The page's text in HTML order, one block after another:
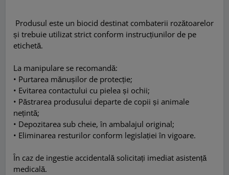
Produsul este un biocid destinat combaterii rozătoarelor
și trebuie utilizat strict conform instrucțiunilor de pe
etichetă.
La manipulare se recomandă:
• Purtarea mănușilor de protecție;
• Evitarea contactului cu pielea și ochii;
• Păstrarea produsului departe de copii și animale
nețintă;
• Depozitarea sub cheie, în ambalajul original;
• Eliminarea resturilor conform legislației în vigoare.
În caz de ingestie accidentală solicitați imediat asistență
medicală.